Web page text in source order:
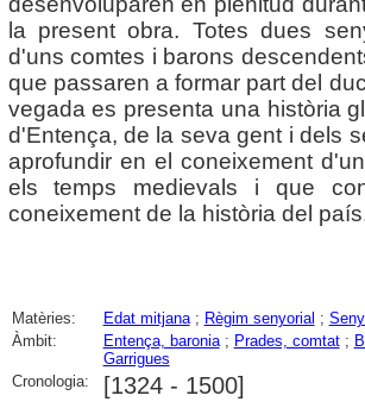
la present obra. Totes dues
d'uns comtes i barons
que passaren a formar part del
vegada es presenta una història
d'Entença, de la seva gent i dels
aprofundir en el coneixement
els temps medievals i que
coneixement de la història del
Matèries: Edat mitjana; Règim senyorial ;
Àmbit:
Entença, baronia; Prades, comtat;
Garrigues
Cronologia:
[1324 - 1500]